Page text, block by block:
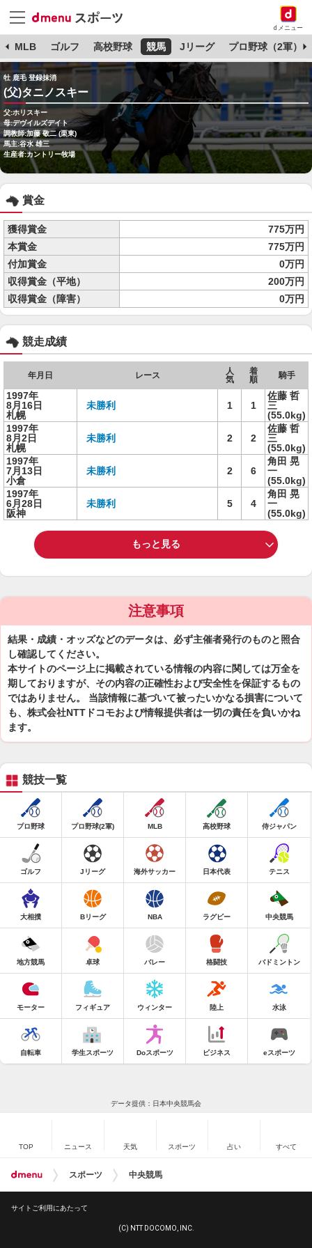
dメニュー
MLB ゴルフ 高校野球 競馬 Jリーグ プロ野球（2軍）
牡 鹿毛 登録抹消
(父)タニノスキー
父:ホリスキー
母:デヴイルズデイト
調教師:加藤 敬二 (栗東)
馬主:谷水 雄三
生産者:カントリー牧場
賞金
獲得賞金
775万円
本賞金
775万円
付加賞金
0万円
収得賞金（平地）
200万円
収得賞金（障害）
0万円
競走成績
年月日 レース
人
気
着
順
騎手
1997年
8月16日
札幌
未勝利 1 1
佐藤 哲
三
(55.0kg)
1997年
8月2日
札幌
未勝利 2 2
佐藤 哲
三
(55.0kg)
1997年
7月13日
小倉
未勝利 2 6
角田 晃
一
(55.0kg)
1997年
6月28日
阪神
未勝利 5 4
角田 晃
一
(55.0kg)
もっと見る
注意事項
結果・成績・オッズなどのデータは、必ず主催者発行のものと照合
し確認してください。
本サイトのページ上に掲載されている情報の内容に関しては万全を
期しておりますが、その内容の正確性および安全性を保証するもの
ではありません。 当該情報に基づいて被ったいかなる損害について
も、株式会社NTTドコモおよび情報提供者は一切の責任を負いかね
ます。
競技一覧
プロ野球 プロ野球(2軍) MLB 高校野球 侍ジャパン
ゴルフ Jリーグ 海外サッカー 日本代表 テニス
大相撲 Bリーグ NBA ラグビー 中央競馬
地方競馬 卓球 バレー 格闘技 バドミントン
モーター フィギュア ウィンター 陸上 水泳
自転車 学生スポーツ Doスポーツ ビジネス eスポーツ
データ提供：日本中央競馬会
TOP ニュース 天気 スポーツ 占い すべて
スポーツ 中央競馬
サイトご利用にあたって
(C) NTT DOCOMO, INC.